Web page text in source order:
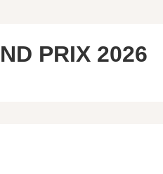
PRIX 2026